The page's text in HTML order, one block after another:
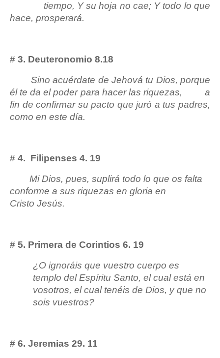
tiempo, Y su hoja no cae; Y todo lo que
hace, prosperará.
# 3. Deuteronomio 8.18
Sino acuérdate de Jehová tu Dios, porque
él te da el poder para hacer las riquezas,
a
fin de confirmar su pacto que juró a tus padres,
como en este día.
# 4. Filipenses 4. 19
Mi Dios, pues, suplirá todo lo que os falta
conforme a sus riquezas en gloria en
Cristo Jesús.
# 5. Primera de Corintios 6. 19
¿O ignoráis que vuestro cuerpo es
templo del Espíritu Santo, el cual está en
vosotros, el cual tenéis de Dios, y que no
sois vuestros?
# 6. Jeremias 29. 11